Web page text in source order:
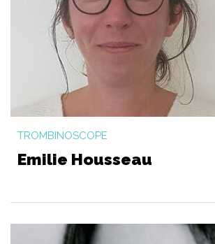
TROMBINOSCOPE
Emilie Housseau